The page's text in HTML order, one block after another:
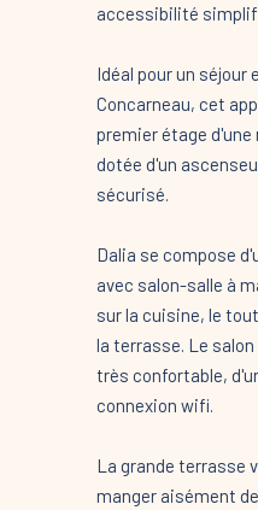
accessibilité
Idéal pour un séjour
Concarneau, cet
premier étage
dotée d'un
sécurisé.
Dalia se compose
avec salon-salle à
sur la cuisine, le
la terrasse. Le
très confortable,
connexion wifi.
La grande terrasse
manger aisément